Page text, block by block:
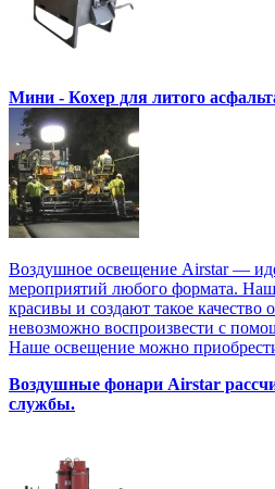
Мини - Кохер для литого
Воздушное освещение Airstar —
мероприятий любого формата.
красивы и создают такое качество
невозможно воспроизвести с
Наше освещение можно
Воздушные фонари Airstar
службы.